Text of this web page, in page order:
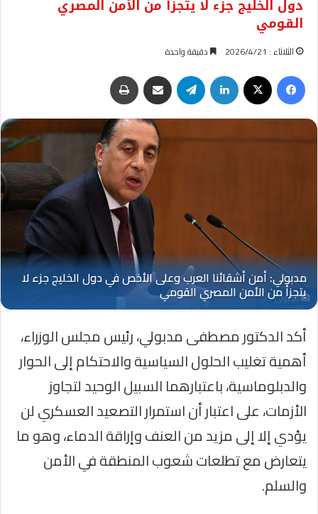
دول الخليج جزء لا يتجزأ من الأمن المصري
القومي
الثلاثاء : 2026/4/21 دقيقة واحدة
فيسبوك لينكدإن تيلقرام مشاركة عبر البريد
مدبولي
أكد الدكتور مصطفى مدبولي، رئيس مجلس الوزراء،
أهمية تغليب الحلول السياسية والاحتكام إلى الحوار
والدبلوماسية، باعتبارهما السبيل الوحيد لتجاوز
الأزمات، على اعتبار أن استمرار التصعيد العسكري لن
يؤدي إلا إلى مزيد من العنف وإراقة الدماء، وهو ما
يتعارض مع تطلعات شعوب المنطقة في الأمن
والسلم.